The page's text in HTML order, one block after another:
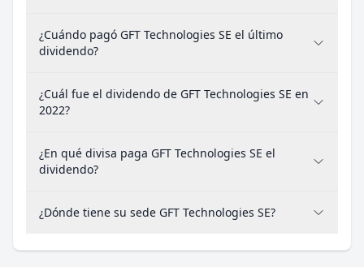
¿Cuándo pagó GFT Technologies SE el último
dividendo?
¿Cuál fue el dividendo de GFT Technologies SE en
2022?
¿En qué divisa paga GFT Technologies SE el
dividendo?
¿Dónde tiene su sede GFT Technologies SE?